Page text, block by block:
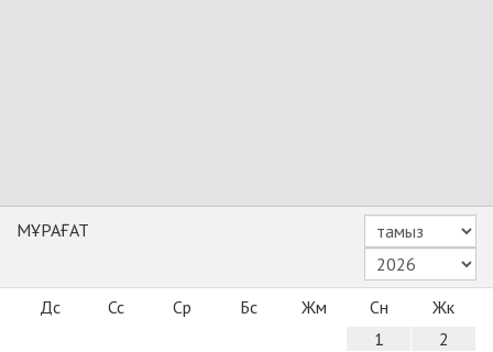
МҰРАҒАТ
Дс Сс Ср Бс Жм Сн
Жк
1
2